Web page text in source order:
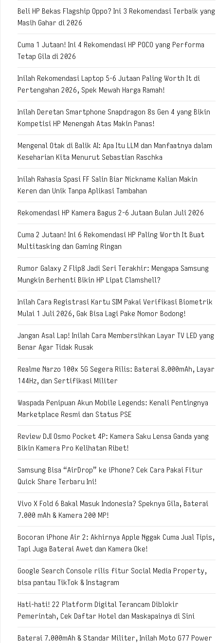
Beli HP Bekas Flagship Oppo? Ini 3 Rekomendasi Terbaik yang
Masih Gahar di 2026
Cuma 1 Jutaan! Ini 4 Rekomendasi HP POCO yang Performa
Tetap Gila di 2026
Inilah Rekomendasi Laptop 5-6 Jutaan Paling Worth It di
Pertengahan 2026, Spek Mewah Harga Ramah!
Inilah Deretan Smartphone Snapdragon 8s Gen 4 yang Bikin
Kompetisi HP Menengah Atas Makin Panas!
Mengenal Otak di Balik AI: Apa Itu LLM dan Manfaatnya dalam
Keseharian Kita Menurut Sebastian Raschka
Inilah Rahasia Spasi FF Salin Biar Nickname Kalian Makin
Keren dan Unik Tanpa Aplikasi Tambahan
Rekomendasi HP Kamera Bagus 2-6 Jutaan Bulan Juli 2026
Cuma 2 Jutaan! Ini 6 Rekomendasi HP Paling Worth It Buat
Multitasking dan Gaming Ringan
Rumor Galaxy Z Flip8 Jadi Seri Terakhir: Mengapa Samsung
Mungkin Berhenti Bikin HP Lipat Clamshell?
Inilah Cara Registrasi Kartu SIM Pakai Verifikasi Biometrik
Mulai 1 Juli 2026, Gak Bisa Lagi Pake Nomor Bodong!
Jangan Asal Lap! Inilah Cara Membersihkan Layar TV LED yang
Benar Agar Tidak Rusak
Realme Narzo 100x 5G Segera Rilis: Baterai 8.000mAh, Layar
144Hz, dan Sertifikasi Militer
Waspada Penipuan Akun Mobile Legends: Kenali Pentingnya
Marketplace Resmi dan Status PSE
Review DJI Osmo Pocket 4P: Kamera Saku Lensa Ganda yang
Bikin Kamera Pro Kelihatan Ribet!
Samsung Bisa “AirDrop” ke iPhone? Cek Cara Pakai Fitur
Quick Share Terbaru Ini!
Vivo X Fold 6 Bakal Masuk Indonesia? Speknya Gila, Baterai
7.000 mAh & Kamera 200 MP!
Bocoran iPhone Air 2: Akhirnya Apple Nggak Cuma Jual Tipis,
Tapi Juga Baterai Awet dan Kamera Oke!
Google Search Console rilis fitur Social Media Property,
bisa pantau TikTok & Instagram
Hati-hati! 22 Platform Digital Terancam Diblokir
Pemerintah, Cek Daftar Hotel dan Maskapainya di Sini
Baterai 7.000mAh & Standar Militer, Inilah Moto G77 Power